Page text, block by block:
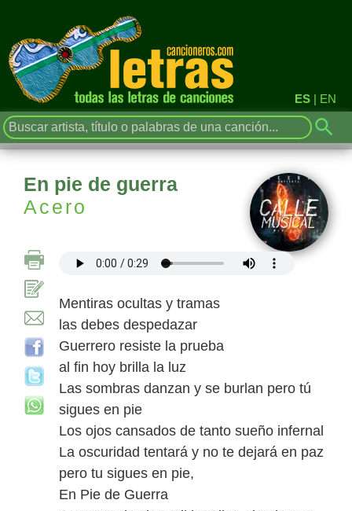
ES | EN
En pie de guerra
Acero
Mentiras ocultas y tramas
las debes despedazar
Guerrero resiste la prueba
al fin hoy brilla la luz
Las sombras danzan y se burlan pero tú
sigues en pie
Los ojos cansados de tanto sueño infernal
La oscuridad tentará y no te dejará en paz
pero tu sigues en pie,
En Pie de Guerra